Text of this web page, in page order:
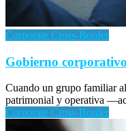
Corporate Cross-Border
Gobierno
Cuando un grupo familiar
patrimonial y operativa
Corporate Cross-Border